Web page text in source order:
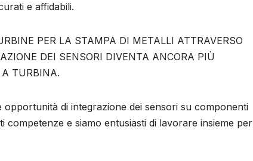
e affidabili.
PER LA STAMPA DI METALLI ATTRAVERSO
DEI SENSORI DIVENTA ANCORA PIÙ
TURBINA.
di integrazione dei sensori su componenti
e siamo entusiasti di lavorare insieme per